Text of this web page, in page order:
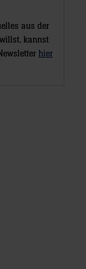
aus der
kannst
hier